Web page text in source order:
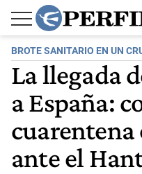
BROTE SANITARIO EN UN
La llegada
a España:
ante el